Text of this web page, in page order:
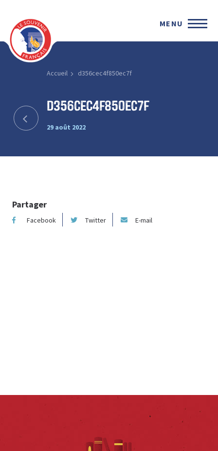
MENU
Accueil d356cec4f850ec7f
d356cec4f850ec7f
29 août 2022
Partager
Facebook Twitter E-mail